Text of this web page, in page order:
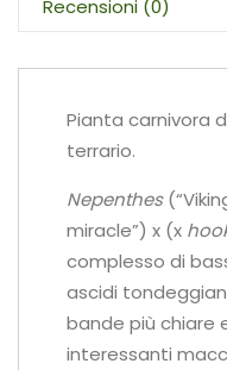
Recensioni (0)
Pianta carnivora
terrario.
Nepenthes
miracle”) x (x
complesso di
ascidi
bande più chiare
interessanti